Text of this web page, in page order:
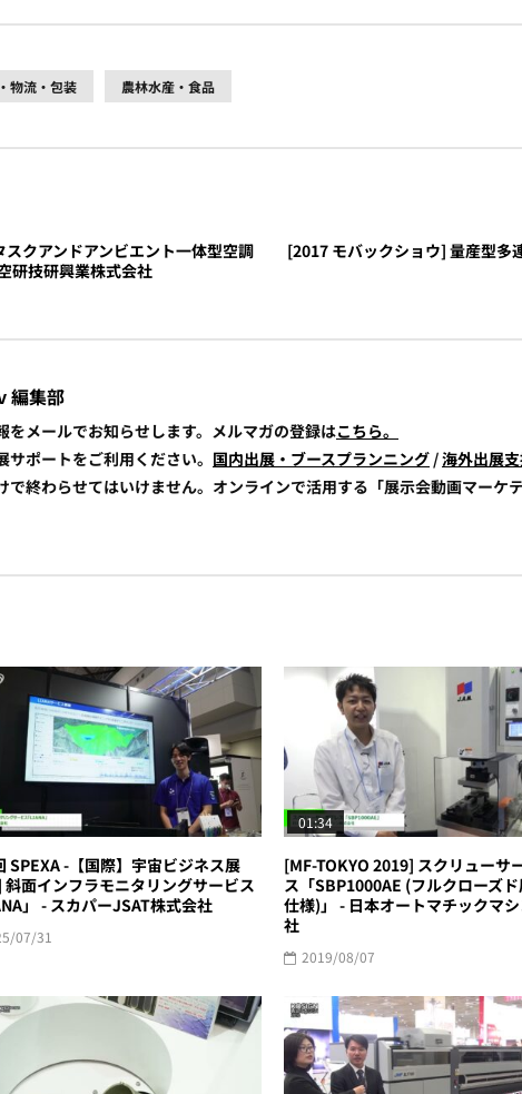
物流・包装 農林水産・食品
クアンドアンビエント一体型空調
研技研興業株式会社
[2017 モバックショウ] 量産型多
編集部
をメールでお知らせします。メルマガの登録はこちら。
ポートをご利用ください。 国内出展・ブースプランニング /海外出展
で終わらせてはいけません。オンラインで活用する「展示会動画マーケ
SPEXA -【国際】宇宙ビジネス展
面インフラモニタリングサービス
」 - スカパーJSAT株式会社
07/31
01:34
[MF-TOKYO 2019] スクリューサ
ス「SBP1000AE (フルクローズ
仕様)」 - 日本オートマチックマ
社
2019/08/07